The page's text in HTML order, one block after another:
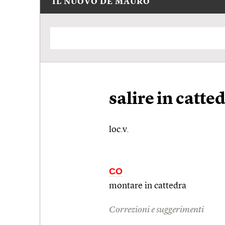
IL NUOVO DE MAURO
salire in
loc.v.
CO
montare in cattedra
Correzioni e suggerimenti